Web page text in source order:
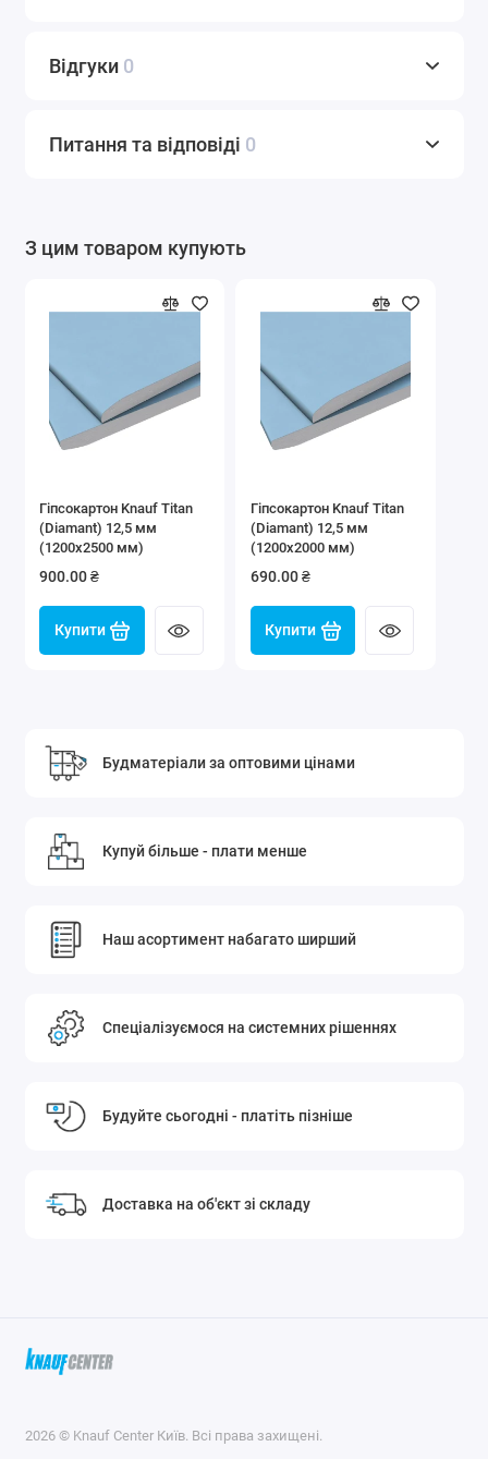
Відгуки 0
Питання та відповіді 0
З цим товаром купують
Гіпсокартон Knauf Titan
(Diamant) 12,5 мм
(1200х2500 мм)
900.00 ₴
Купити
Гіпсокартон Knauf Titan
(Diamant) 12,5 мм
(1200х2000 мм)
690.00 ₴
Купити
Будматеріали за оптовими цінами
Купуй більше - плати менше
Наш асортимент набагато ширший
Спеціалізуємося на системних рішеннях
Будуйте сьогодні - платіть пізніше
Доставка на об'єкт зі складу
2026 © Knauf Center Київ. Всі права захищені.